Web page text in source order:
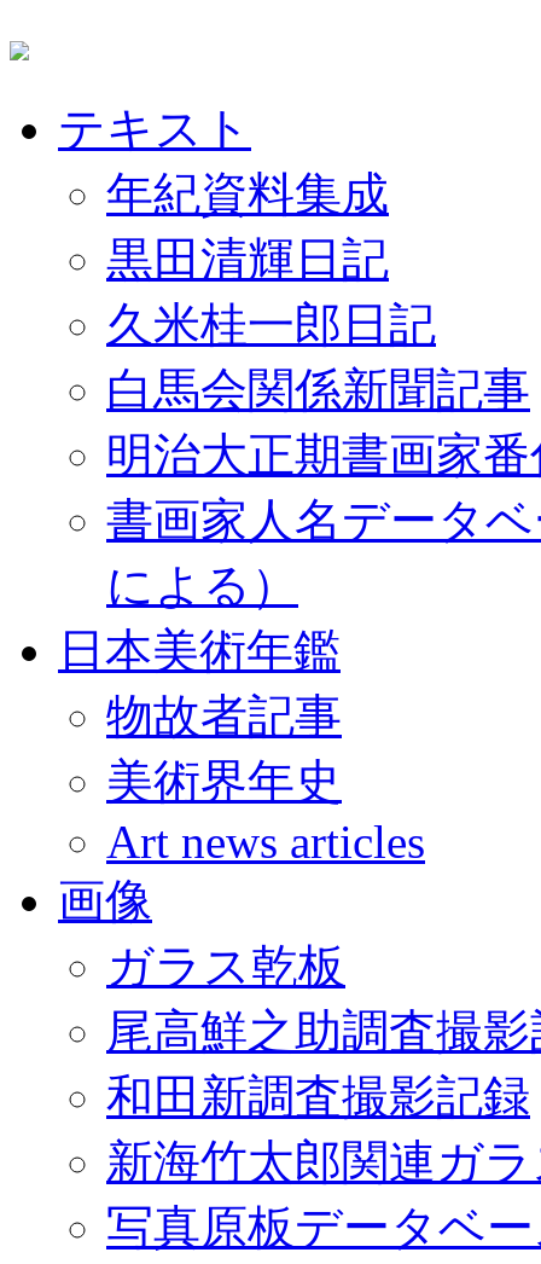
テキスト
年紀資料集成
黒田清輝日記
久米桂一郎日記
白馬会関係新聞記事
明治大正期書画家
書画家人名データ
による）
日本美術年鑑
物故者記事
美術界年史
Art news articles
画像
ガラス乾板
尾高鮮之助調査撮
和田新調査撮影記録
新海竹太郎関連ガ
写真原板データベ